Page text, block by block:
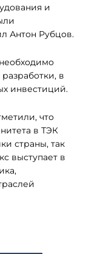
и
Антон Рубцов.
в
инвестиций.
что
в ТЭК
страны, так
выступает в